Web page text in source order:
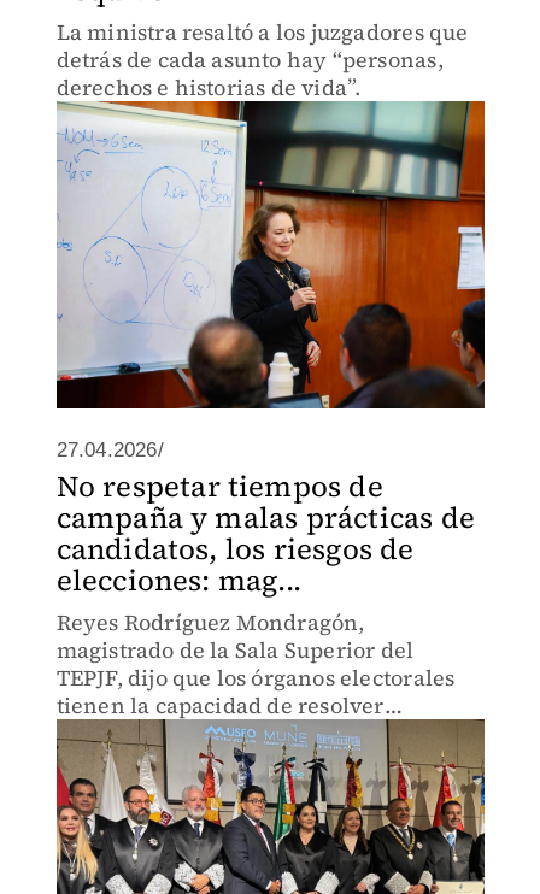
La ministra resaltó a los juzgadores que
detrás de cada asunto hay “personas,
derechos e historias de vida”.
27.04.2026/
No respetar tiempos de
campaña y malas prácticas de
candidatos, los riesgos de
elecciones: mag...
Reyes Rodríguez Mondragón,
magistrado de la Sala Superior del
TEPJF, dijo que los órganos electorales
tienen la capacidad de resolver
inconformidades de los participantes.